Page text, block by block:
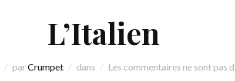
L’Italien
parCrumpet dans Les commentaires ne sont pas